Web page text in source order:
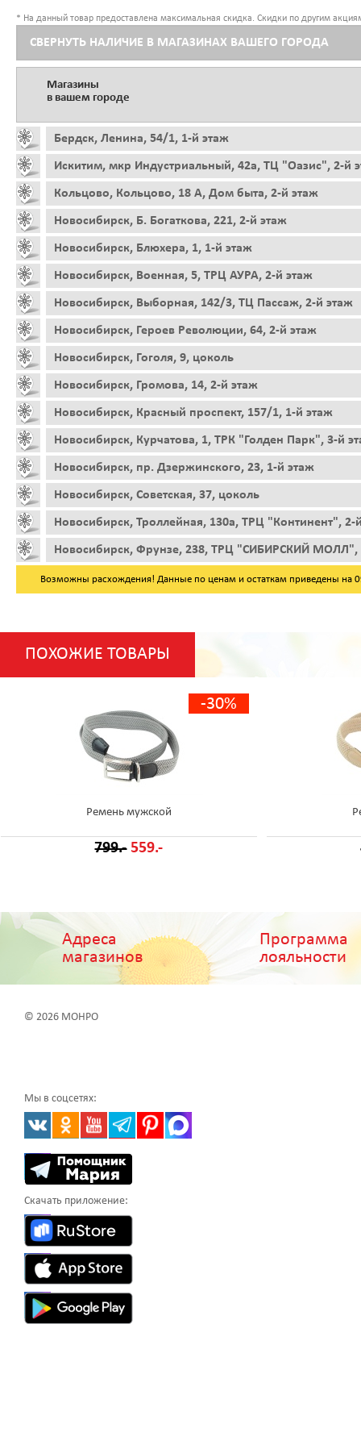
* На данный товар предоставлена максимальная скидка. Скидки по другим
СВЕРНУТЬ НАЛИЧИЕ В МАГАЗИНАХ ВАШЕГО ГОРОДА
Магазины
в вашем городе
Бердск, Ленина, 54/1, 1-й этаж
Искитим, мкр Индустриальный, 42а, ТЦ "Оазис", 2-й
Кольцово, Кольцово, 18 А, Дом быта, 2-й этаж
Новосибирск, Б. Богаткова, 221, 2-й этаж
Новосибирск, Блюхера, 1, 1-й этаж
Новосибирск, Военная, 5, ТРЦ АУРА, 2-й этаж
Новосибирск, Выборная, 142/3, ТЦ Пассаж, 2-й этаж
Новосибирск, Героев Революции, 64, 2-й этаж
Новосибирск, Гоголя, 9, цоколь
Новосибирск, Громова, 14, 2-й этаж
Новосибирск, Красный проспект, 157/1, 1-й этаж
Новосибирск, Курчатова, 1, ТРК "Голден Парк", 3-й
Новосибирск, пр. Дзержинского, 23, 1-й этаж
Новосибирск, Советская, 37, цоколь
Новосибирск, Троллейная, 130а, ТРЦ "Континент", 2-
Новосибирск, Фрунзе, 238, ТРЦ "СИБИРСКИЙ МОЛЛ",
Возможны расхождения! Данные по ценам и остаткам приведены на
ПОХОЖИЕ ТОВАРЫ
-30%
Ремень мужской
799.- 559.-
Адреса
магазинов
Программа
лояльности
© 2026 МОНРО
Мы в соцсетях:
Скачать приложение: